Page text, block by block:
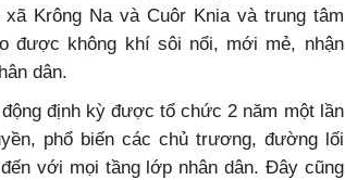
Krông Na và Cuôr Knia và trung tâm
được không khí sôi nổi, mới mẻ, nhận
dân.
định kỳ được tổ chức 2 năm một lần
phổ biến các chủ trương, đường lối
với mọi tầng lớp nhân dân. Đây cũng